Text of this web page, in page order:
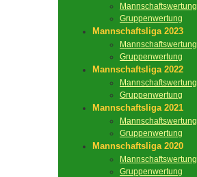
Mannschaftswertung
Gruppenwertung
Mannschaftsliga 2023
Mannschaftswertung
Gruppenwertung
Mannschaftsliga 2022
Mannschaftswertung
Gruppenwertung
Mannschaftsliga 2021
Mannschaftswertung
Gruppenwertung
Mannschaftsliga 2020
Mannschaftswertung
Gruppenwertung